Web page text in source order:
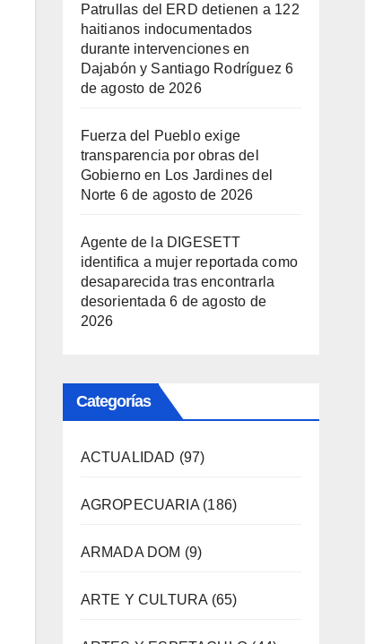
Patrullas del ERD detienen a 122
haitianos indocumentados
durante intervenciones en
Dajabón y Santiago Rodríguez 6
de agosto de 2026
Fuerza del Pueblo exige
transparencia por obras del
Gobierno en Los Jardines del
Norte 6 de agosto de 2026
Agente de la DIGESETT
identifica a mujer reportada como
desaparecida tras encontrarla
desorientada 6 de agosto de
2026
Categorías
ACTUALIDAD (97)
AGROPECUARIA(186)
ARMADA DOM (9)
ARTE Y CULTURA (65)